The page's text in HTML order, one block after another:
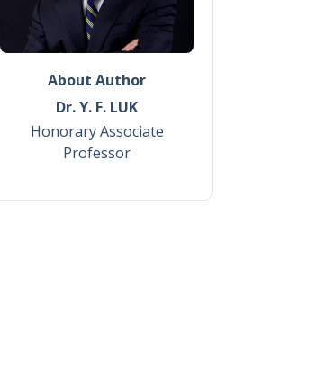
About Author
Dr. Y. F. LUK
Honorary Associate
Professor